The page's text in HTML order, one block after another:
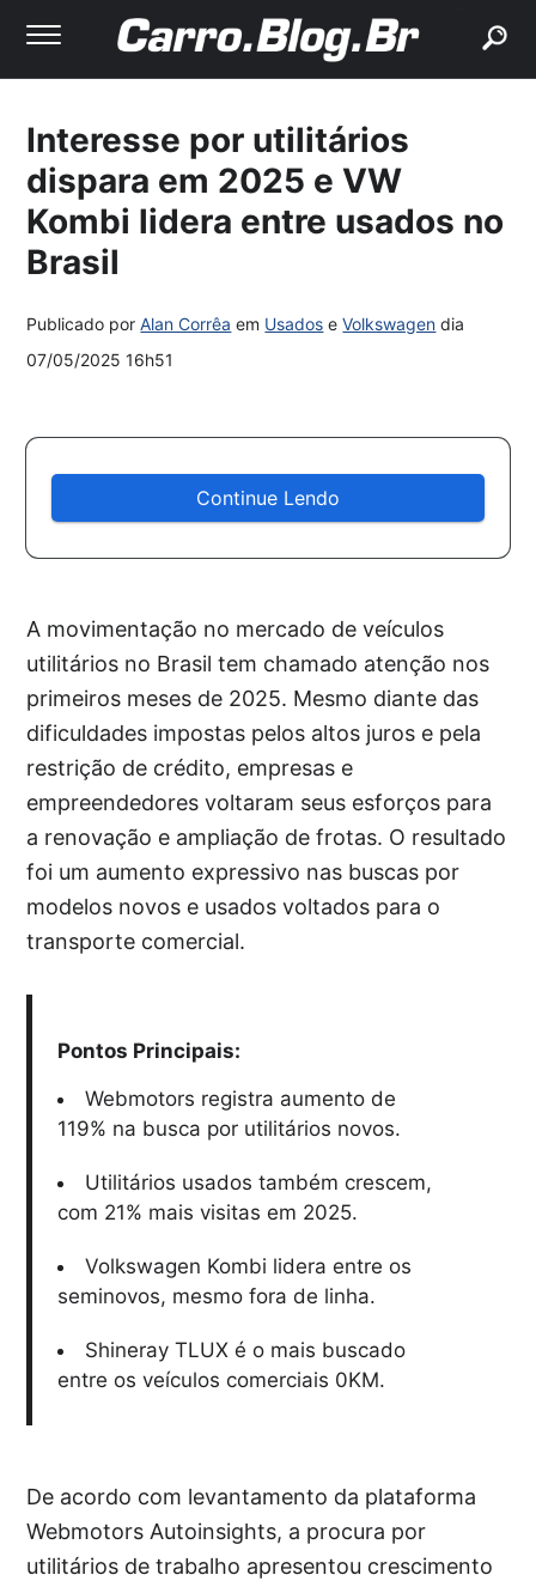
Interesse por utilitários
dispara em 2025 e VW
Kombi lidera entre usados no
Brasil
Publicado porAlan Corrêa em Usados eVolkswagen dia
07/05/2025 16h51
Continue Lendo
A movimentação no mercado de veículos
utilitários no Brasil tem chamado atenção nos
primeiros meses de 2025. Mesmo diante das
dificuldades impostas pelos altos juros e pela
restrição de crédito, empresas e
empreendedores voltaram seus esforços para
a renovação e ampliação de frotas. O resultado
foi um aumento expressivo nas buscas por
modelos novos e usados voltados para o
transporte comercial.
Pontos Principais:
Webmotors registra aumento de
119% na busca por utilitários novos.
Utilitários usados também crescem,
com 21% mais visitas em 2025.
Volkswagen Kombi lidera entre os
seminovos, mesmo fora de linha.
Shineray TLUX é o mais buscado
entre os veículos comerciais 0KM.
De acordo com levantamento da plataforma
Webmotors Autoinsights, a procura por
utilitários de trabalho apresentou crescimento